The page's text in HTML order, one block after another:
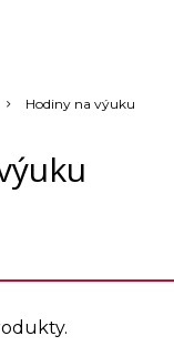
Hodiny na výuku